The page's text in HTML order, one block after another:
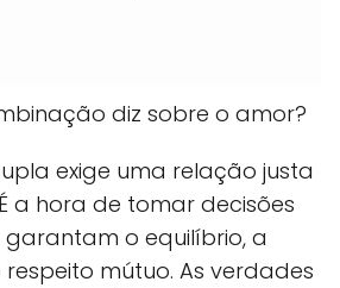
diz sobre o amor?
exige uma relação justa
a hora de tomar decisões
garantam o equilíbrio, a
mútuo. As verdades